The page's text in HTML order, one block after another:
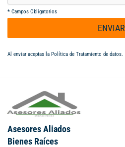
* Campos Obligatorios
ENVIAR
Al enviar aceptas la Política de Tratamiento de datos.
Asesores Aliados
Bienes Raíces